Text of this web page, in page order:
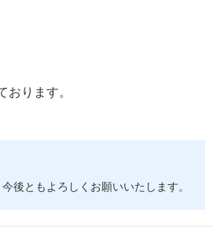
ります。
後ともよろしくお願いいたします。